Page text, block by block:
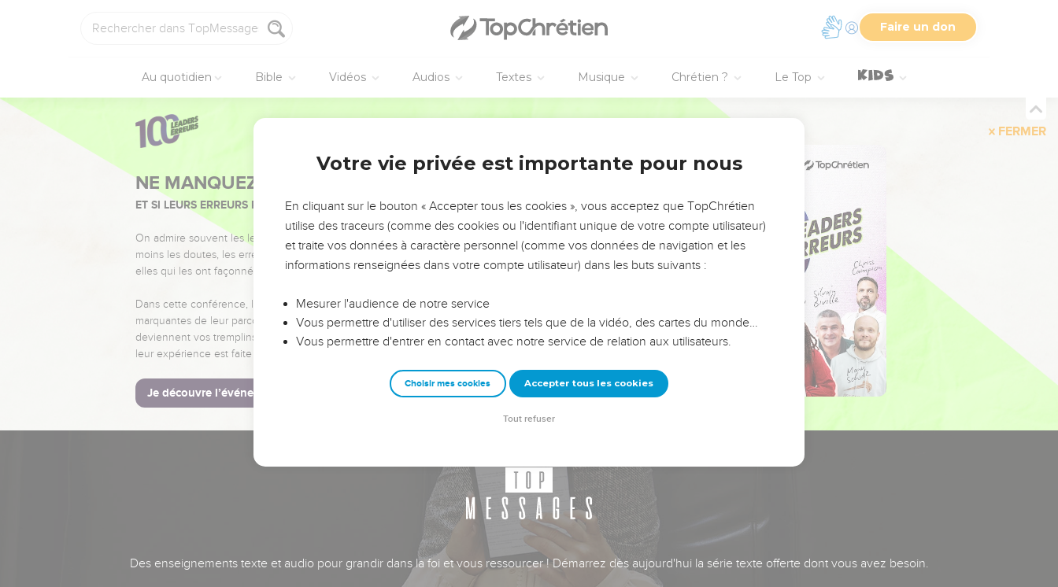
Faire un don
Au quotidien Bible Vidéos Audios Textes Musique Chrétien ? Le Top
FERMER
NE MANQUEZ PAS L’ÉVÉNEMENT DE L’ANNÉE !
ET SI LEURS ERREURS POUVAIENT VOUS ÉVITER LES VOTRES ?
On admire souvent les leaders pour leurs réussites, leur impact, leur foi ou leur vision. Mais on voit
moins les doutes, les erreurs et les saisons difficiles qu'ils ont traversés, alors même que ce sont
elles qui les ont façonnés.
Dans cette conférence, leaders, entrepreneurs, et responsables reviennent sur les erreurs
marquantes de leur parcours et les clés pour avancer avec plus de sagesse afin que leurs erreurs
deviennent vos tremplins. Que vous guidiez un ministère, une équipe, un groupe ou une famille,
leur expérience est faite pour vous.
Je découvre l’événement
Des enseignements texte et audio pour grandir dans la foi et vous ressourcer ! Démarrez dès aujourd'hui la série texte offerte dont vous avez besoin.
Votre vie privée est importante pour nous
En cliquant sur le bouton « Accepter tous les cookies », vous acceptez que TopChrétien
utilise des traceurs (comme des cookies ou l'identifiant unique de votre compte utilisateur)
et traite vos données à caractère personnel (comme vos données de navigation et les
informations renseignées dans votre compte utilisateur) dans les buts suivants :
Mesurer l'audience de notre service
Vous permettre d'utiliser des services tiers tels que de la vidéo, des cartes du monde…
Vous permettre d'entrer en contact avec notre service de relation aux utilisateurs.
Choisir mes cookies Accepter tous les cookies
Tout refuser